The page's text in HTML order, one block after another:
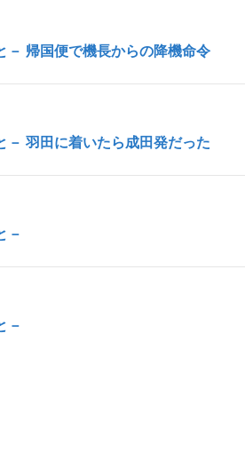
－ 帰国便で機長からの降機命令
－ 羽田に着いたら成田発だった
－
－